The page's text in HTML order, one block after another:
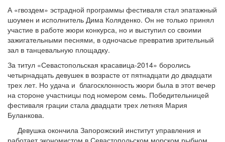
А «гвоздем» эстрадной программы фестиваля стал эпатажный
шоумен и исполнитель Дима Коляденко. Он не только принял
участие в работе жюри конкурса, но и выступил со своими
зажигательными песнями, в одночасье превратив зрительный
зал в танцевальную площадку.
За титул «Севастопольская красавица-2014» боролись
четырнадцать девушек в возрасте от пятнадцати до двадцати
трех лет. Но удача и благосклонность жюри была в этот вечер
на стороне участницы под номером семь. Победительницей
фестиваля грации стала двадцати трех летняя Мария
Буланкова.
Девушка окончила Запорожский институт управления и
работает экономистом в Севастопольском морском рыбном